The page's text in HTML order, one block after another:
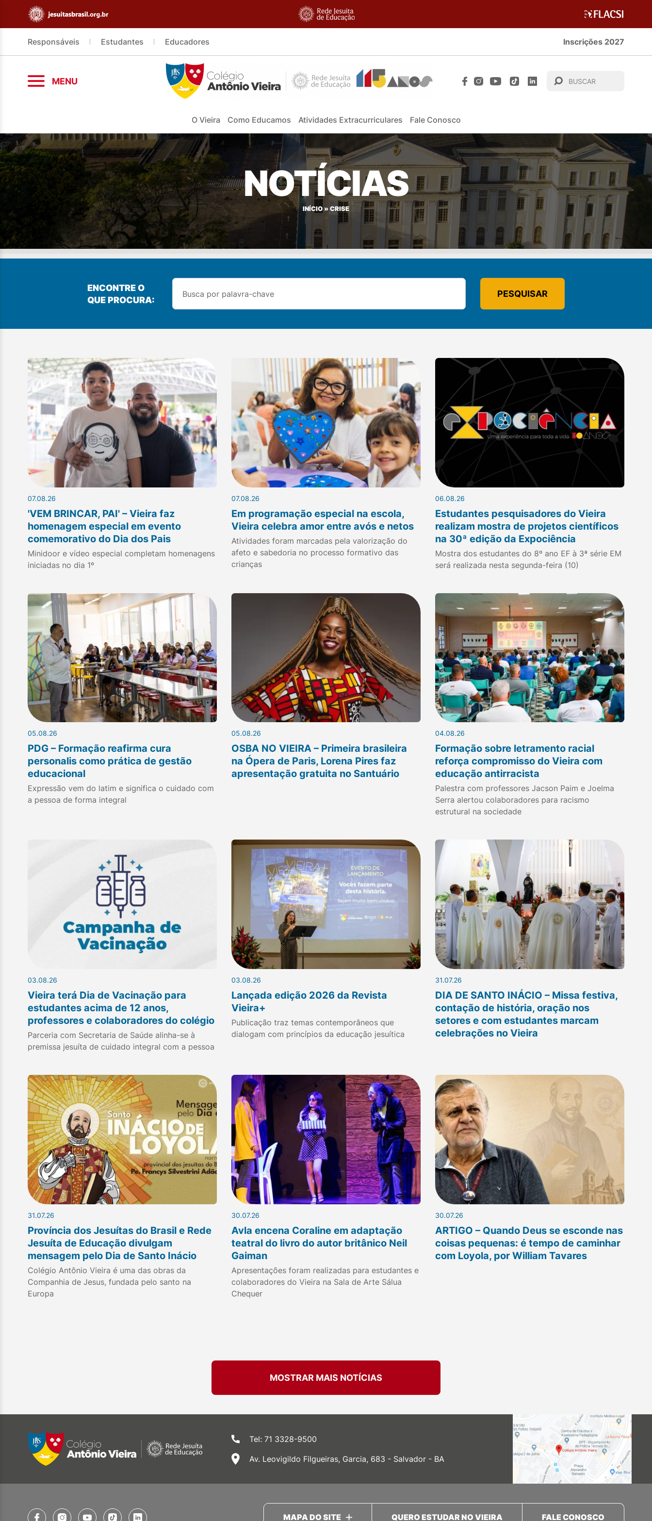
Responsáveis Estudantes Educadores Inscrições 2027
MENU
O Vieira Como Educamos Atividades Extracurriculares Fale Conosco
NOTÍCIAS
INÍCIO » CRISE
ENCONTRE O
QUE PROCURA:
PESQUISAR
07.08.26
'VEM BRINCAR, PAI' – Vieira faz
homenagem especial em evento
comemorativo do Dia dos Pais
Minidoor e vídeo especial completam homenagens
iniciadas no dia 1º
07.08.26
Em programação especial na escola,
Vieira celebra amor entre avós e netos
Atividades foram marcadas pela valorização do
afeto e sabedoria no processo formativo das
crianças
06.08.26
Estudantes pesquisadores do Vieira
realizam mostra de projetos científicos
na 30ª edição da Expociência
Mostra dos estudantes do 8º ano EF à 3ª série EM
será realizada nesta segunda-feira (10)
05.08.26
PDG – Formação reafirma cura
personalis como prática de gestão
educacional
Expressão vem do latim e significa o cuidado com
a pessoa de forma integral
05.08.26
OSBA NO VIEIRA – Primeira brasileira
na Ópera de Paris, Lorena Pires faz
apresentação gratuita no Santuário
04.08.26
Formação sobre letramento racial
reforça compromisso do Vieira com
educação antirracista
Palestra com professores Jacson Paim e Joelma
Serra alertou colaboradores para racismo
estrutural na sociedade
03.08.26
Vieira terá Dia de Vacinação para
estudantes acima de 12 anos,
professores e colaboradores do colégio
Parceria com Secretaria de Saúde alinha-se à
premissa jesuíta de cuidado integral com a pessoa
03.08.26
Lançada edição 2026 da Revista
Vieira+
Publicação traz temas contemporâneos que
dialogam com princípios da educação jesuítica
31.07.26
DIA DE SANTO INÁCIO – Missa festiva,
contação de história, oração nos
setores e com estudantes marcam
celebrações no Vieira
31.07.26
Província dos Jesuítas do Brasil e Rede
Jesuíta de Educação divulgam
mensagem pelo Dia de Santo Inácio
Colégio Antônio Vieira é uma das obras da
Companhia de Jesus, fundada pelo santo na
Europa
30.07.26
Avla encena Coraline em adaptação
teatral do livro do autor britânico Neil
Gaiman
Apresentações foram realizadas para estudantes e
colaboradores do Vieira na Sala de Arte Sálua
Chequer
30.07.26
ARTIGO – Quando Deus se esconde nas
coisas pequenas: é tempo de caminhar
com Loyola, por William Tavares
MOSTRAR MAIS NOTÍCIAS
Tel: 71 3328-9500
Av. Leovigildo Filgueiras, Garcia, 683 - Salvador - BA
MAPA DO SITE QUERO ESTUDAR NO VIEIRA FALE CONOSCO